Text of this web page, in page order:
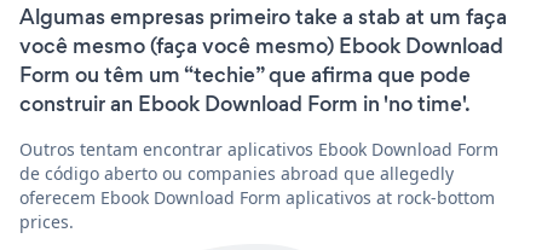
Algumas empresas primeiro take a stab at um faça
você mesmo (faça você mesmo) Ebook Download
Form ou têm um “techie” que afirma que pode
construir an Ebook Download Form in 'no time'.
Outros tentam encontrar aplicativos Ebook Download Form
de código aberto ou companies abroad que allegedly
oferecem Ebook Download Form aplicativos at rock-bottom
prices.